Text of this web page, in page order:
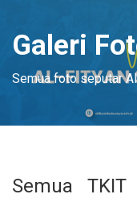
Galeri
Semua foto seputar
Semua TKIT